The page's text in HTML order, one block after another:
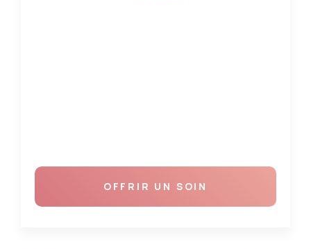
OFFRIR UN SOIN